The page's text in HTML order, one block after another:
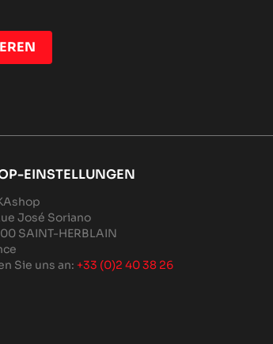
EINSTELLUNGEN
José Soriano
SAINT-HERBLAIN
Sie uns an: +33 (0)2 40 38 26